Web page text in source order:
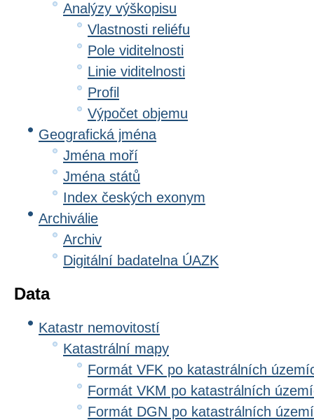
Analýzy výškopisu
Vlastnosti reliéfu
Pole viditelnosti
Linie viditelnosti
Profil
Výpočet objemu
Geografická jména
Jména moří
Jména států
Index českých exonym
Archiválie
Archiv
Digitální badatelna ÚAZK
Data
Katastr nemovitostí
Katastrální mapy
Formát VFK po katastrálních
Formát VKM po katastrálních
Formát DGN po katastrálních